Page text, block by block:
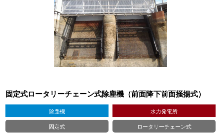
固定式ロータリーチェーン式除塵機（前面降下前面掻揚式）
除塵機
水力発電所
固定式
ロータリーチェーン式